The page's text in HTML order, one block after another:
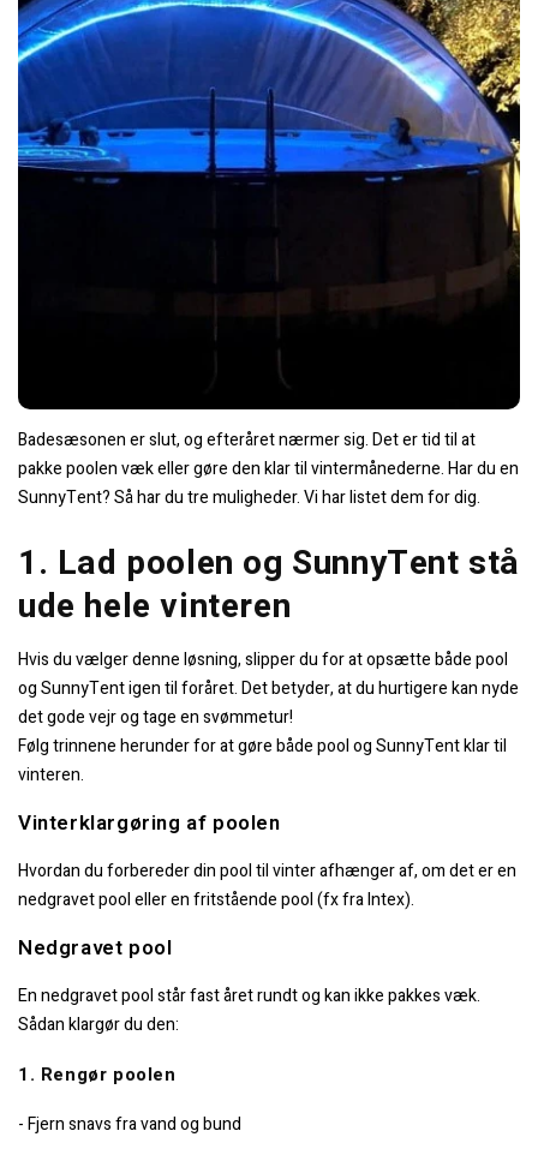
Badesæsonen er slut, og efteråret nærmer sig. Det er tid til at
pakke poolen væk eller gøre den klar til vintermånederne. Har du en
SunnyTent? Så har du tre muligheder. Vi har listet dem for dig.
1. Lad poolen og SunnyTent stå
ude hele vinteren
Hvis du vælger denne løsning, slipper du for at opsætte både pool
og SunnyTent igen til foråret. Det betyder, at du hurtigere kan nyde
det gode vejr og tage en svømmetur!
Følg trinnene herunder for at gøre både pool og SunnyTent klar til
vinteren.
Vinterklargøring af poolen
Hvordan du forbereder din pool til vinter afhænger af, om det er en
nedgravet pool eller en fritstående pool (fx fra Intex).
Nedgravet pool
En nedgravet pool står fast året rundt og kan ikke pakkes væk.
Sådan klargør du den:
1. Rengør poolen
- Fjern snavs fra vand og bund